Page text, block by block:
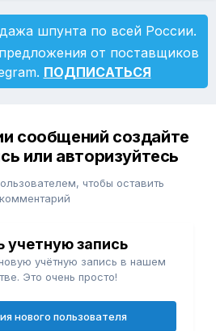
шпунта по всей России.
от поставщиков
ПОДПИСАТЬСЯ
сообщений создайте
или авторизуйтесь
чтобы оставить
комментарий
учетную запись
учётную запись в нашем
Это очень просто!
нового пользователя